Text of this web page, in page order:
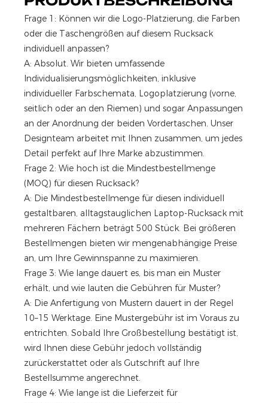
Frage 1: Können wir die Logo-Platzierung, die Farben
oder die Taschengrößen auf diesem Rucksack
individuell anpassen?
A: Absolut. Wir bieten umfassende
Individualisierungsmöglichkeiten, inklusive
individueller Farbschemata, Logoplatzierung (vorne,
seitlich oder an den Riemen) und sogar Anpassungen
an der Anordnung der beiden Vordertaschen. Unser
Designteam arbeitet mit Ihnen zusammen, um jedes
Detail perfekt auf Ihre Marke abzustimmen.
Frage 2: Wie hoch ist die Mindestbestellmenge
(MOQ) für diesen Rucksack?
A: Die Mindestbestellmenge für diesen individuell
gestaltbaren, alltagstauglichen Laptop-Rucksack mit
mehreren Fächern beträgt 500 Stück. Bei größeren
Bestellmengen bieten wir mengenabhängige Preise
an, um Ihre Gewinnspanne zu maximieren.
Frage 3: Wie lange dauert es, bis man ein Muster
erhält, und wie lauten die Gebühren für Muster?
A: Die Anfertigung von Mustern dauert in der Regel
10–15 Werktage. Eine Mustergebühr ist im Voraus zu
entrichten. Sobald Ihre Großbestellung bestätigt ist,
wird Ihnen diese Gebühr jedoch vollständig
zurückerstattet oder als Gutschrift auf Ihre
Bestellsumme angerechnet.
Frage 4: Wie lange ist die Lieferzeit für